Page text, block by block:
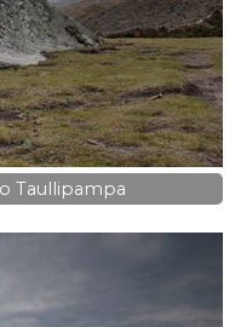
Taullipampa